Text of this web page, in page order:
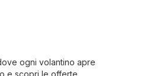
ogni volantino apre
e scopri le offerte